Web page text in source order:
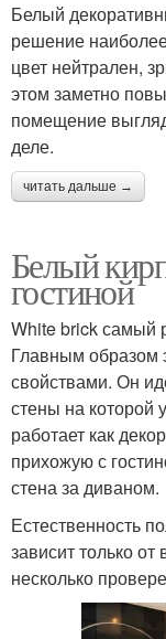
Белый
решение
цвет нейтрален,
этом заметно
помещение
деле.
читать дальше →
Белый
гостиной
White brick самый
Главным образом
свойствами. Он
стены на которой
работает как
прихожую с
стена за диваном.
Естественность
зависит только
несколько